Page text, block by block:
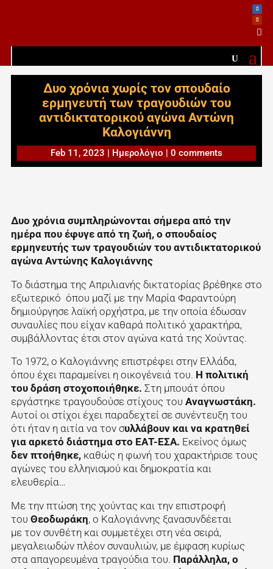

Δυο χρόνια χωρίς τον σπουδαίο
ερμηνευτή των τραγουδιών του
αντιδικτατορικού αγώνα Αντώνη
Καλογιάννη
Feb 11, 2023 | Ημερολόγιο | 0 comments
Δυο χρόνια συμπληρώνονται σήμερα από την
ημέρα που έφυγε από τη ζωή, ο σπουδαίος
ερμηνευτής των τραγουδιών του αντιδικτατορικού
αγώνα Αντώνης Καλογιάννης
Το διάστημα της Απριλιανής δικτατορίας βρέθηκε στο
εξωτερικό όπου μαζί με την Μαρία Φαραντούρη
δημιούργησε λαϊκή ορχήστρα, με την οποία έδωσαν
συναυλίες που είχαν καθαρά πολιτικό χαρακτήρα,
συμβάλλοντας έτσι στον αγώνα κατά της Χούντας.
Το 1972, ο Καλογιάννης επιστρέφει στην Ελλάδα,
όπου έχει παραμείνει η οικογένειά του. Η πολιτική
του δράση στοχοποιήθηκε. Στη μπουάτ όπου
εργάστηκε τραγουδούσε στίχους του Αναγνωστάκη.
Αυτοί οι στίχοι έχει παραδεχτεί σε συνέντευξη του
ότι ήταν η αιτία να τον συλλάβουν και να κρατηθεί
για αρκετό διάστημα στο ΕΑΤ-ΕΣΑ. Εκείνος όμως
δεν πτοήθηκε,καθώς η φωνή του χαρακτήρισε τους
αγώνες του ελληνισμού και δημοκρατία και
ελευθερία…
Με την πτώση της χούντας και την επιστροφή
του Θεοδωράκη, ο Καλογιάννης ξανασυνδέεται
με τον συνθέτη και συμμετέχει στη νέα σειρά,
μεγαλειωδών πλέον συναυλιών, με έμφαση κυρίως
στα απαγορευμένα τραγούδια του. Παράλληλα, ο